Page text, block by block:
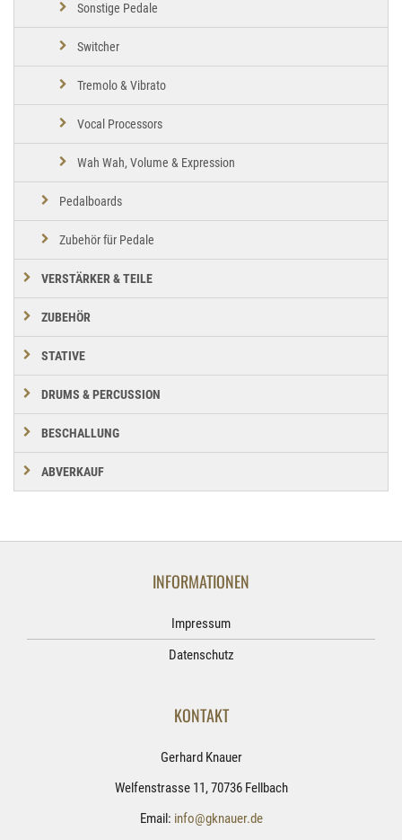
Sonstige Pedale
Switcher
Tremolo & Vibrato
Vocal Processors
Wah Wah, Volume & Expression
Pedalboards
Zubehör für Pedale
VERSTÄRKER & TEILE
ZUBEHÖR
STATIVE
DRUMS & PERCUSSION
BESCHALLUNG
ABVERKAUF
INFORMATIONEN
Impressum
Datenschutz
KONTAKT
Gerhard Knauer
Welfenstrasse 11, 70736 Fellbach
Email: info@gknauer.de